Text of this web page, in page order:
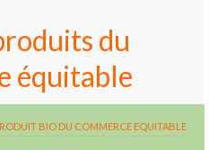
du
équitable
BIO DU COMMERCE EQUITABLE